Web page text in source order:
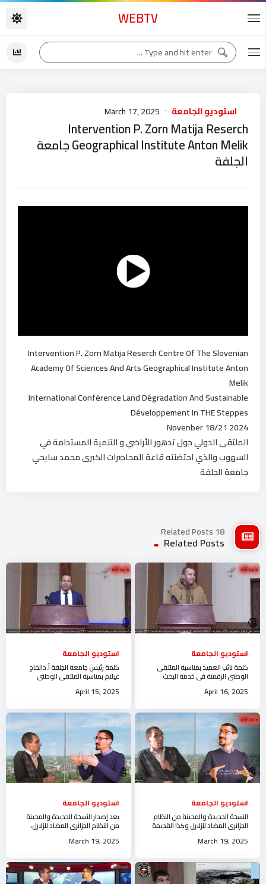
WEBTV
استوديو الجامعة March 17, 2025
Intervention P. Zorn Matija Reserch
Geographical Institute Anton Melik جامعة
الجلفة
Intervention P. Zorn Matija Reserch Centre Of The Slovenian
Academy Of Sciences And Arts Geographical Institute Anton
Melik
International Conférence Land Dégradation And Sustainable
Développement In THE Steppes
Novenber 18/21 2024
الملتقى الدولي حول تدهور الأراضي و التنمية المستدامة في
السهوب والذي احتضنته قاعة المحاضرات الكبرى محمد سايحي
جامعة الجلفة
18 Related Posts
Related Posts
استوديو الجامعة
كلمة نائب العميد بمناسبة الملتقى
الوطني الرقمنة في خدمة البحث
العلمي في الجزائرالوضع الراهن و
الآفاق
April 16, 2025
استوديو الجامعة
كلمة رئيس جامعة الجلفة أ.دالحاج
عيلام بمناسبة الملتقى الوطني
الرقمنة في خدمة البحث العلمي في
الجزائر
April 15, 2025
استوديو الجامعة
النسخة الجديدة والمحينة من النظام
الجزائري المضاد للزلازل وكذا القديمة
March 19, 2025
استوديو الجامعة
بعد إصدار النسخة الجديدة والمحينة
من النظام الجزائري المضاد للزلازل،
March 19, 2025